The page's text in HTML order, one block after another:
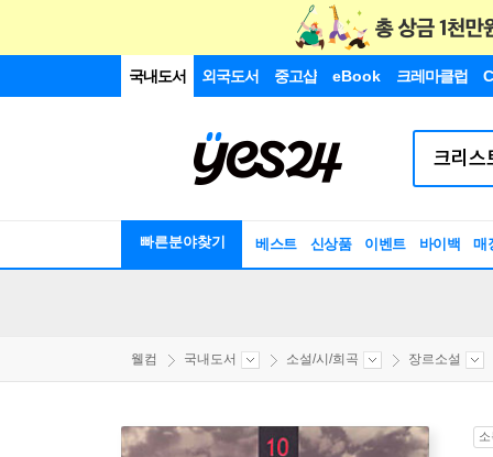
국내도서 외국도서 중고샵 eBook 크레마클럽
빠른분야찾기 베스트 신상품 이벤트 바이백 매
웰컴 국내도서 소설/시/희곡 장르소설